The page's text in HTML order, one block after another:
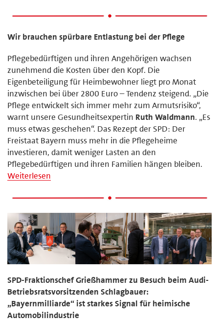
Wir brauchen spürbare Entlastung bei der Pflege
Pflegebedürftigen und ihren Angehörigen wachsen
zunehmend die Kosten über den Kopf. Die
Eigenbeteiligung für Heimbewohner liegt pro Monat
inzwischen bei über 2800 Euro – Tendenz steigend. „Die
Pflege entwickelt sich immer mehr zum Armutsrisiko“,
warnt unsere Gesundheitsexpertin Ruth Waldmann. „Es
muss etwas geschehen“. Das Rezept der SPD: Der
Freistaat Bayern muss mehr in die Pflegeheime
investieren, damit weniger Lasten an den
Pflegebedürftigen und ihren Familien hängen bleiben.
Weiterlesen
SPD-Fraktionschef Grießhammer zu Besuch beim Audi-
Betriebsratsvorsitzenden Schlagbauer:
„Bayernmilliarde“ ist starkes Signal für heimische
Automobilindustrie